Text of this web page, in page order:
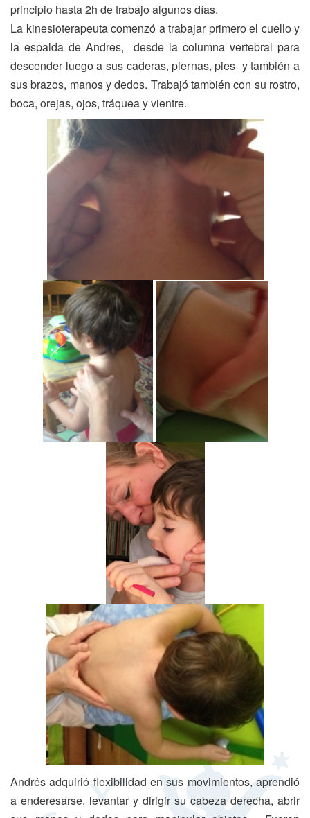
principio hasta 2h de trabajo algunos días.
La kinesioterapeuta comenzó a trabajar primero el cuello y
la espalda de Andres, desde la columna vertebral para
descender luego a sus caderas, piernas, pies y también a
sus brazos, manos y dedos. Trabajó también con su rostro,
boca, orejas, ojos, tráquea y vientre.
Andrés adquirió flexibilidad en sus movimientos, aprendió
a enderesarse, levantar y dirigir su cabeza derecha, abrir